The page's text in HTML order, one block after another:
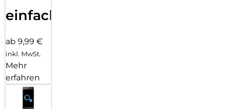
einfach
ab 9,99 €
inkl. MwSt.
Mehr
erfahren